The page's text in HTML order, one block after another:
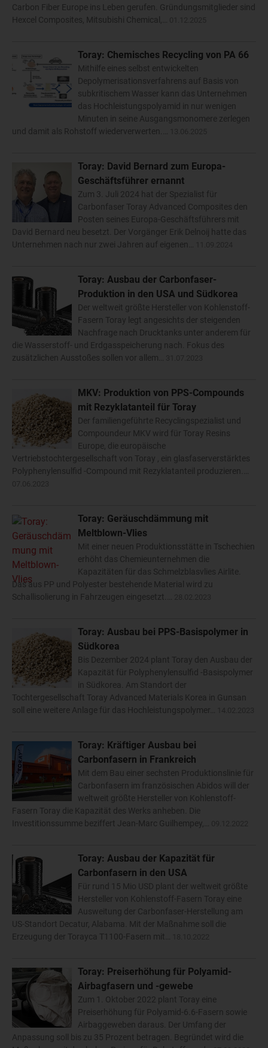
Carbon Fiber Europe ins Leben gerufen. Gründungsmitglieder sind
Hexcel Composites, Mitsubishi Chemical,…
Toray: Chemisches Recycling von PA 66
Mithilfe eines selbst entwickelten
Depolymerisationsverfahrens auf Basis von
subkritischem Wasser kann das Unternehmen
das Hochleistungspolyamid in nur wenigen
Minuten in seine Ausgangsmonomere zerlegen
und damit als Rohstoff wiederverwerten.…
Toray: David Bernard zum Europa-
Geschäftsführer ernannt
Zum 3. Juli 2024 hat der Spezialist für
Carbonfaser Toray Advanced Composites den
Posten seines Europa-Geschäftsführers mit
David Bernard neu besetzt. Der Vorgänger Erik Delnoij hatte das
Unternehmen nach nur zwei Jahren auf eigenen…
Toray: Ausbau der Carbonfaser-
Produktion in den USA und Südkorea
Der weltweit größte Hersteller von Kohlenstoff-
Fasern Toray legt angesichts der steigenden
Nachfrage nach Drucktanks unter anderem für
die Wasserstoff- und Erdgasspeicherung nach. Fokus des
zusätzlichen Ausstoßes sollen vor allem…
MKV: Produktion von PPS-Compounds
mit Rezyklatanteil für Toray
Der familiengeführte Recyclingspezialist und
Compoundeur MKV wird für Toray Resins
Europe, die europäische
Vertriebstochtergesellschaft von Toray , ein glasfaserverstärktes
Polyphenylensulfid -Compound mit Rezyklatanteil produzieren.…
Toray: Geräuschdämmung mit
Meltblown-Vlies
Mit einer neuen Produktionsstätte in Tschechien
erhöht das Chemieunternehmen die
Kapazitäten für das Schmelzblasvlies Airlite.
Das aus PP und Polyester bestehende Material wird zu
Schallisolierung in Fahrzeugen eingesetzt.…
Toray: Ausbau bei PPS-Basispolymer in
Südkorea
Bis Dezember 2024 plant Toray den Ausbau der
Kapazität für Polyphenylensulfid -Basispolymer
in Südkorea. Am Standort der
Tochtergesellschaft Toray Advanced Materials Korea in Gunsan
soll eine weitere Anlage für das Hochleistungspolymer…
Toray: Kräftiger Ausbau bei
Carbonfasern in Frankreich
Mit dem Bau einer sechsten Produktionslinie für
Carbonfasern im französischen Abidos will der
weltweit größte Hersteller von Kohlenstoff-
Fasern Toray die Kapazität des Werks anheben. Die
Investitionssumme beziffert Jean-Marc Guilhempey,…
Toray: Ausbau der Kapazität für
Carbonfasern in den USA
Für rund 15 Mio USD plant der weltweit größte
Hersteller von Kohlenstoff-Fasern Toray eine
Ausweitung der Carbonfaser-Herstellung am
US-Standort Decatur, Alabama. Mit der Maßnahme soll die
Erzeugung der Torayca T1100-Fasern mit…
Toray: Preiserhöhung für Polyamid-
Airbagfasern und -gewebe
Zum 1. Oktober 2022 plant Toray eine
Preiserhöhung für Polyamid-6.6-Fasern sowie
Airbaggeweben daraus. Der Umfang der
Anpassung soll bis zu 35 Prozent betragen. Begründet wird die